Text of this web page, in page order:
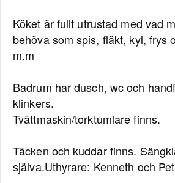
Köket är fullt utrustad med vad
behöva som spis, fläkt, kyl, frys
m.m
Badrum har dusch, wc och
klinkers.
Tvättmaskin/torktumlare finns.
Täcken och kuddar finns.
själva.Uthyrare: Kenneth och